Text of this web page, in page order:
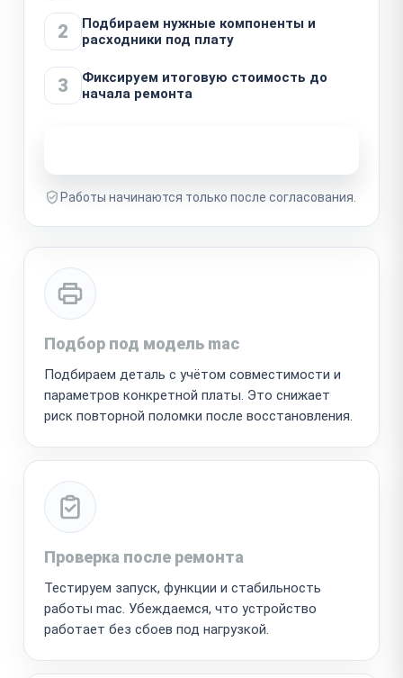
2
Подбираем нужные компоненты и
расходники под плату
3
Фиксируем итоговую стоимость до
начала ремонта
Работы начинаются только после согласования.
Подбор под модель mac
Подбираем деталь с учётом совместимости и
параметров конкретной платы. Это снижает
риск повторной поломки после восстановления.
Проверка после ремонта
Тестируем запуск, функции и стабильность
работы mac. Убеждаемся, что устройство
работает без сбоев под нагрузкой.